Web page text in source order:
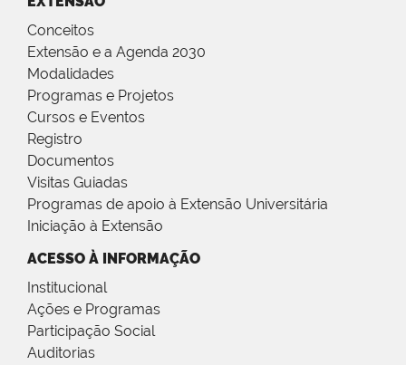
Conceitos
Extensão e a Agenda 2030
Modalidades
Programas e Projetos
Cursos e Eventos
Registro
Documentos
Visitas Guiadas
Programas de apoio à Extensão Universitária
Iniciação à Extensão
ACESSO À INFORMAÇÃO
Institucional
Ações e Programas
Participação Social
Auditorias